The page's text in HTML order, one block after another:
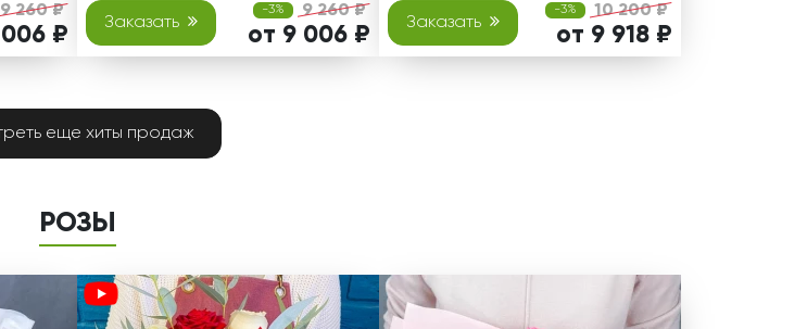
9 260 ₽
₽
Заказать
-3% 9 260 ₽
от 9 006 ₽
Заказать
-3% 10 200 ₽
от 9 918 ₽
еще хиты продаж
РОЗЫ